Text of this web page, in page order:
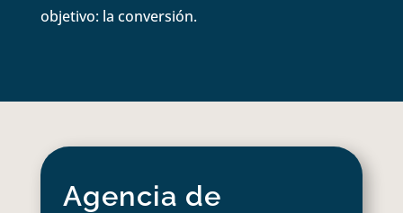
objetivo: la conversión.
Agencia de